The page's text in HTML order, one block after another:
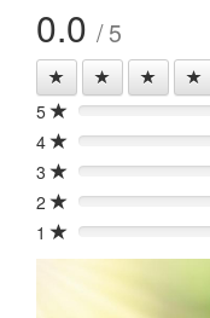
0.0 / 5
5 0%
4
0%
3
0%
2
0%
1
0%